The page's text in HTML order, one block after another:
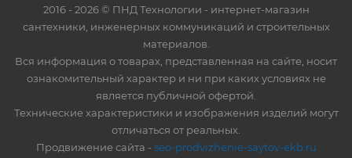
2016 - 2026 © ПНД Технологии - интернет-магазин
сантехники, инженерных коммуникаций и строительных
материалов.
Вся информация о товарах, представленная на сайте, носит
ознакомительный характер и ни при каких условиях не
является публичной офертой.
Технические характеристики и изображения изделий могут
отличаться от реальных.
Продвижение сайта - seo-prodvizhenie-saytov-ekb.ru